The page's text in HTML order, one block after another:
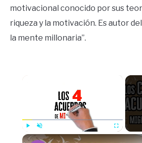
motivacional conocido por sus
riqueza y la motivación. Es autor
la mente millonaria”.
Play Unmute Fullscreen